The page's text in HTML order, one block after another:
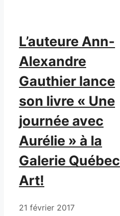
L’auteure Ann-
Alexandre
Gauthier lance
son livre « Une
journée avec
Aurélie » à la
Galerie Québec
Art!
21 février 2017